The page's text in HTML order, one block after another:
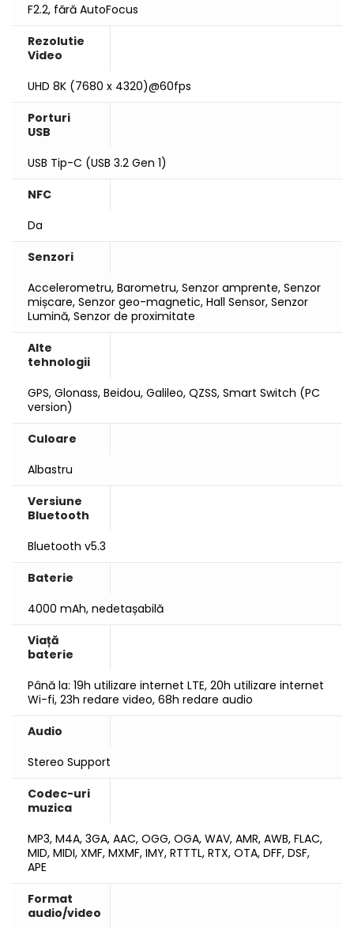
F2.2, fără AutoFocus
Rezolutie
Video
UHD 8K (7680 x 4320)@60fps
Porturi
USB
USB Tip-C (USB 3.2 Gen 1)
NFC
Da
Senzori
Accelerometru, Barometru, Senzor amprente, Senzor
mișcare, Senzor geo-magnetic, Hall Sensor, Senzor
Lumină, Senzor de proximitate
Alte
tehnologii
GPS, Glonass, Beidou, Galileo, QZSS, Smart Switch (PC
version)
Culoare
Albastru
Versiune
Bluetooth
Bluetooth v5.3
Baterie
4000 mAh, nedetașabilă
Viață
baterie
Până la: 19h utilizare internet LTE, 20h utilizare internet
Wi-fi, 23h redare video, 68h redare audio
Audio
Stereo Support
Codec-uri
muzica
MP3, M4A, 3GA, AAC, OGG, OGA, WAV, AMR, AWB, FLAC,
MID, MIDI, XMF, MXMF, IMY, RTTTL, RTX, OTA, DFF, DSF,
APE
Format
audio/video